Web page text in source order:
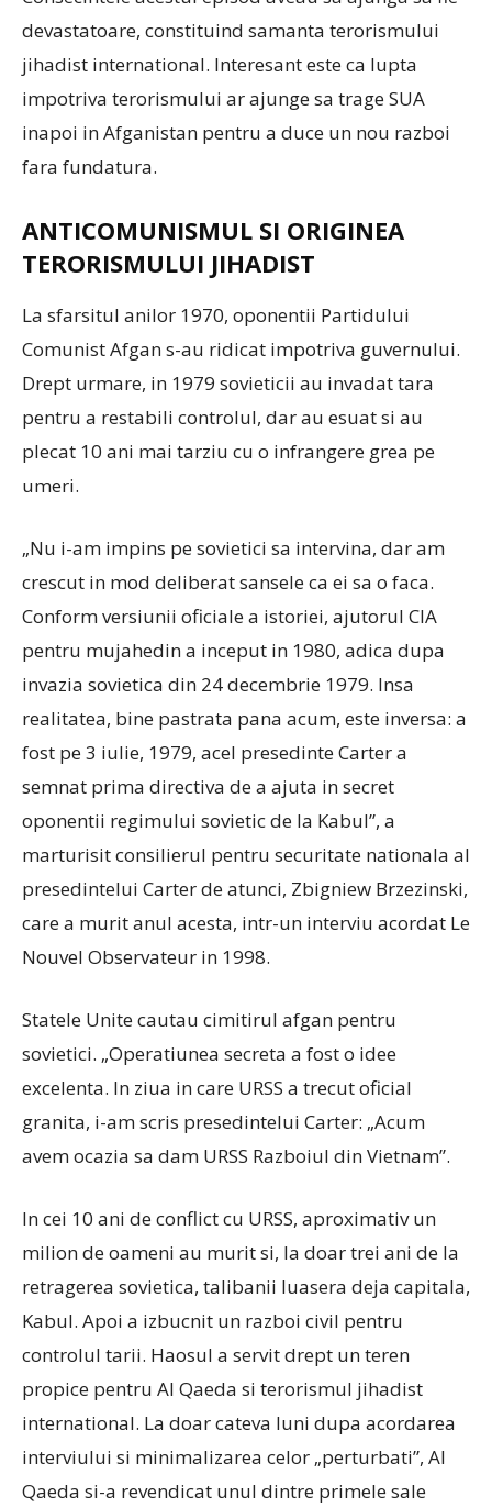
devastatoare, constituind samanta terorismului
jihadist international. Interesant este ca lupta
impotriva terorismului ar ajunge sa trage SUA
inapoi in Afganistan pentru a duce un nou razboi
fara fundatura.
ANTICOMUNISMUL SI ORIGINEA
TERORISMULUI JIHADIST
La sfarsitul anilor 1970, oponentii Partidului
Comunist Afgan s-au ridicat impotriva guvernului.
Drept urmare, in 1979 sovieticii au invadat tara
pentru a restabili controlul, dar au esuat si au
plecat 10 ani mai tarziu cu o infrangere grea pe
umeri.
„Nu i-am impins pe sovietici sa intervina, dar am
crescut in mod deliberat sansele ca ei sa o faca.
Conform versiunii oficiale a istoriei, ajutorul CIA
pentru mujahedin a inceput in 1980, adica dupa
invazia sovietica din 24 decembrie 1979. Insa
realitatea, bine pastrata pana acum, este inversa: a
fost pe 3 iulie, 1979, acel presedinte Carter a
semnat prima directiva de a ajuta in secret
oponentii regimului sovietic de la Kabul”, a
marturisit consilierul pentru securitate nationala al
presedintelui Carter de atunci, Zbigniew Brzezinski,
care a murit anul acesta, intr-un interviu acordat Le
Nouvel Observateur in 1998.
Statele Unite cautau cimitirul afgan pentru
sovietici. „Operatiunea secreta a fost o idee
excelenta. In ziua in care URSS a trecut oficial
granita, i-am scris presedintelui Carter: „Acum
avem ocazia sa dam URSS Razboiul din Vietnam”.
In cei 10 ani de conflict cu URSS, aproximativ un
milion de oameni au murit si, la doar trei ani de la
retragerea sovietica, talibanii luasera deja capitala,
Kabul. Apoi a izbucnit un razboi civil pentru
controlul tarii. Haosul a servit drept un teren
propice pentru Al Qaeda si terorismul jihadist
international. La doar cateva luni dupa acordarea
interviului si minimalizarea celor „perturbati”, Al
Qaeda si-a revendicat unul dintre primele sale